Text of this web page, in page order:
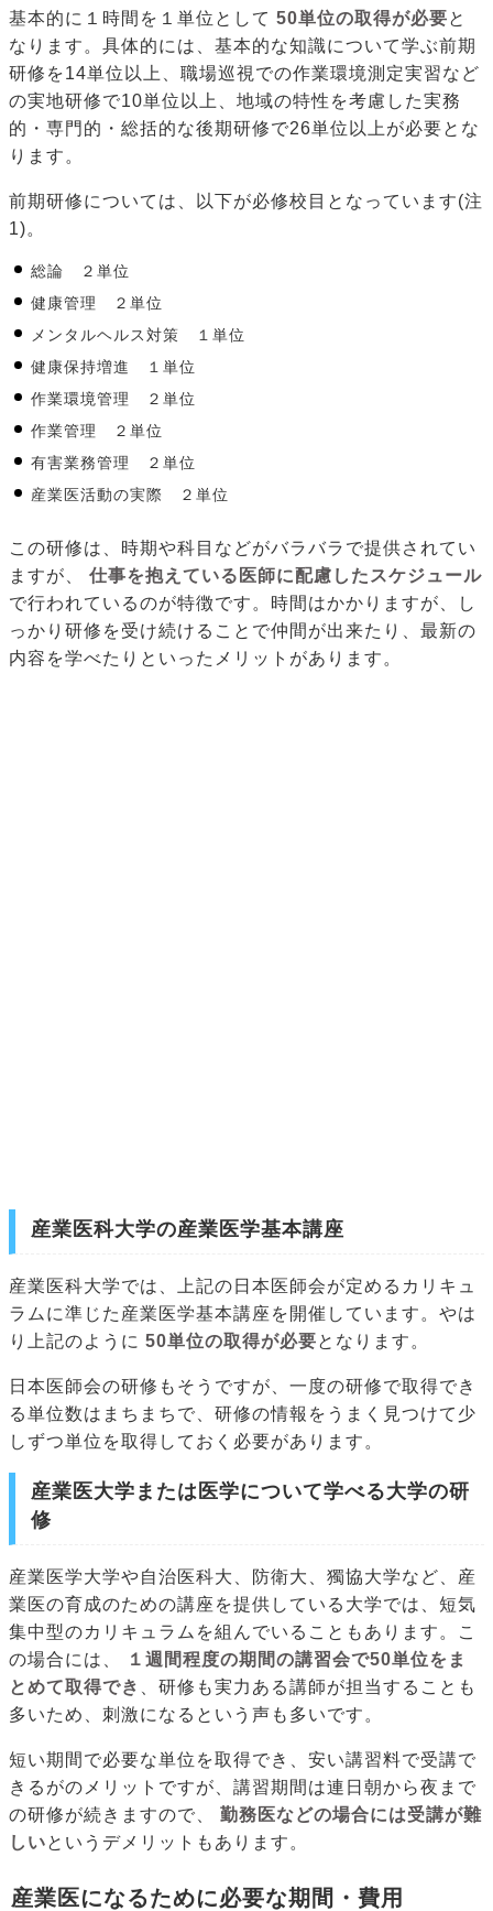
基本的に１時間を１単位として 50単位の取得が必要と
なります。具体的には、基本的な知識について学ぶ前期
研修を14単位以上、職場巡視での作業環境測定実習など
の実地研修で10単位以上、地域の特性を考慮した実務
的・専門的・総括的な後期研修で26単位以上が必要とな
ります。
前期研修については、以下が必修校目となっています(注
1)。
総論 ２単位
健康管理 ２単位
メンタルヘルス対策 １単位
健康保持増進 １単位
作業環境管理 ２単位
作業管理 ２単位
有害業務管理 ２単位
産業医活動の実際 ２単位
この研修は、時期や科目などがバラバラで提供されてい
ますが、
仕事を抱えている医師に配慮したスケジュール
で行われているのが特徴です。時間はかかりますが、し
っかり研修を受け続けることで仲間が出来たり、最新の
内容を学べたりといったメリットがあります。
産業医科大学の産業医学基本講座
産業医科大学では、上記の日本医師会が定めるカリキュ
ラムに準じた産業医学基本講座を開催しています。やは
り上記のように 50単位の取得が必要となります。
日本医師会の研修もそうですが、一度の研修で取得でき
る単位数はまちまちで、研修の情報をうまく見つけて少
しずつ単位を取得しておく必要があります。
産業医大学または医学について学べる大学の研
修
産業医学大学や自治医科大、防衛大、獨協大学など、産
業医の育成のための講座を提供している大学では、短気
集中型のカリキュラムを組んでいることもあります。こ
の場合には、
１週間程度の期間の講習会で50単位をま
とめて取得でき
、研修も実力ある講師が担当することも
多いため、刺激になるという声も多いです。
短い期間で必要な単位を取得でき、安い講習料で受講で
きるがのメリットですが、講習期間は連日朝から夜まで
の研修が続きますので、
勤務医などの場合には受講が難
しいというデメリットもあります。
産業医になるために必要な期間・費用